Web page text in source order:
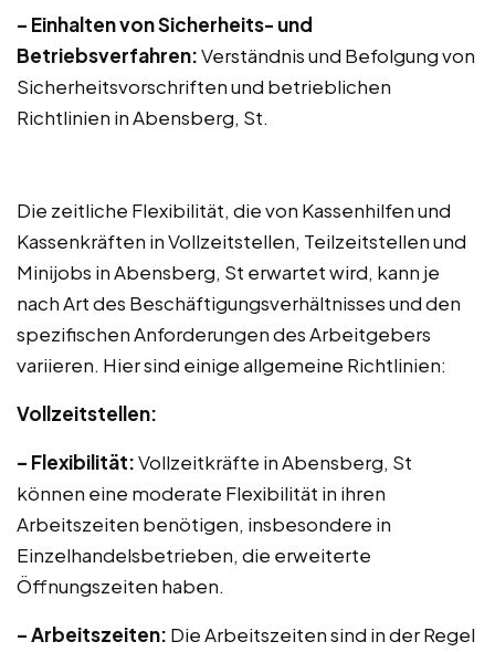
– Einhalten von Sicherheits- und
Betriebsverfahren:Verständnis und Befolgung von
Sicherheitsvorschriften und betrieblichen
Richtlinien in Abensberg, St.
Die zeitliche Flexibilität, die von Kassenhilfen und
Kassenkräften in Vollzeitstellen, Teilzeitstellen und
Minijobs in Abensberg, St erwartet wird, kann je
nach Art des Beschäftigungsverhältnisses und den
spezifischen Anforderungen des Arbeitgebers
variieren. Hier sind einige allgemeine Richtlinien:
Vollzeitstellen:
– Flexibilität:Vollzeitkräfte in Abensberg, St
können eine moderate Flexibilität in ihren
Arbeitszeiten benötigen, insbesondere in
Einzelhandelsbetrieben, die erweiterte
Öffnungszeiten haben.
– Arbeitszeiten: Die Arbeitszeiten sind in der Regel